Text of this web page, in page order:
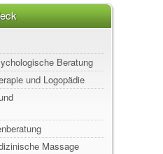
Beratung
und Logopädie
Massage